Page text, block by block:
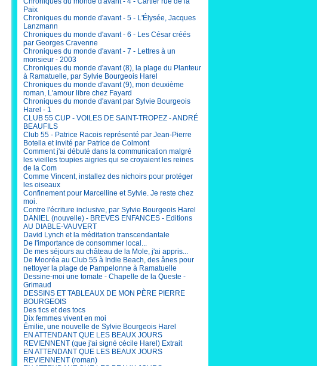
Paix
Chroniques du monde d'avant - 5 - L'Élysée, Jacques
Lanzmann
Chroniques du monde d'avant - 6 - Les César créés
par Georges Cravenne
Chroniques du monde d'avant - 7 - Lettres à un
monsieur - 2003
Chroniques du monde d'avant (8), la plage du Planteur
à Ramatuelle, par Sylvie Bourgeois Harel
Chroniques du monde d'avant (9), mon deuxième
roman, L'amour libre chez Fayard
Chroniques du monde d'avant par Sylvie Bourgeois
Harel - 1
CLUB 55 CUP - VOILES DE SAINT-TROPEZ - ANDRÉ
BEAUFILS
Club 55 - Patrice Racois représenté par Jean-Pierre
Botella et invité par Patrice de Colmont
Comment j'ai débuté dans la communication malgré
les vieilles toupies aigries qui se croyaient les reines
de la Com
Comme Vincent, installez des nichoirs pour protéger
les oiseaux
Confinement pour Marcelline et Sylvie. Je reste chez
moi.
Contre l'écriture inclusive, par Sylvie Bourgeois Harel
DANIEL (nouvelle) - BREVES ENFANCES - Editions
AU DIABLE-VAUVERT
David Lynch et la méditation transcendantale
De l'importance de consommer local...
De mes séjours au château de la Mole, j'ai appris...
De Mooréa au Club 55 à Indie Beach, des ânes pour
nettoyer la plage de Pampelonne à Ramatuelle
Dessine-moi une tomate - Chapelle de la Queste -
Grimaud
DESSINS ET TABLEAUX DE MON PÈRE PIERRE
BOURGEOIS
Des tics et des tocs
Dix femmes vivent en moi
Émilie, une nouvelle de Sylvie Bourgeois Harel
EN ATTENDANT QUE LES BEAUX JOURS
REVIENNENT (que j'ai signé cécile Harel) Extrait
EN ATTENDANT QUE LES BEAUX JOURS
REVIENNENT (roman)